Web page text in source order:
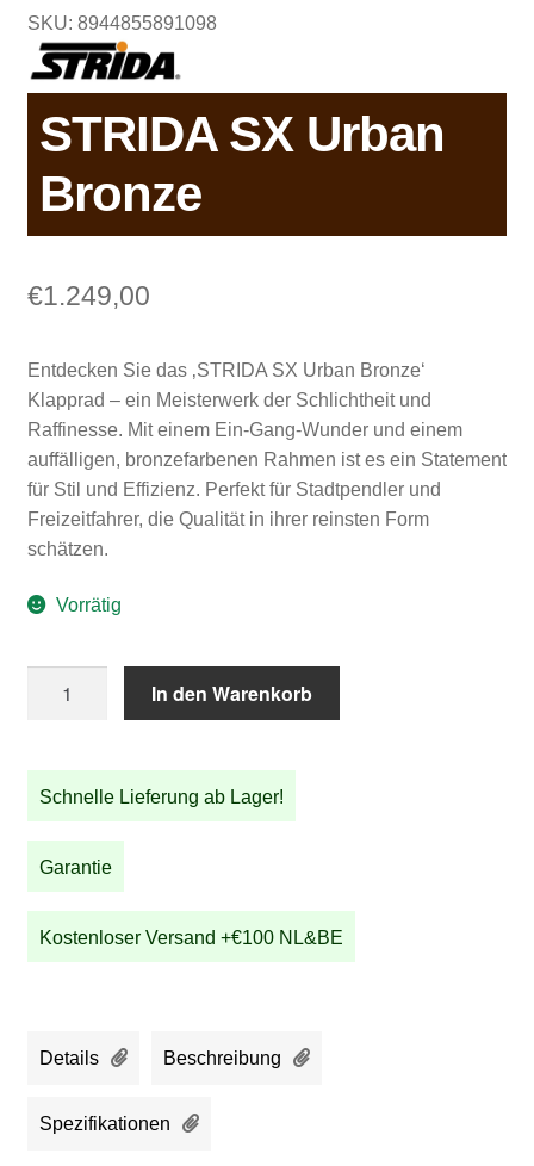
SKU: 8944855891098
STRIDA SX Urban
Bronze
€1.249,00
Entdecken Sie das ‚STRIDA SX Urban Bronze‘
Klapprad – ein Meisterwerk der Schlichtheit und
Raffinesse. Mit einem Ein-Gang-Wunder und einem
auffälligen, bronzefarbenen Rahmen ist es ein Statement
für Stil und Effizienz. Perfekt für Stadtpendler und
Freizeitfahrer, die Qualität in ihrer reinsten Form
schätzen.
Vorrätig
Bronze
Menge
In den Warenkorb
Schnelle Lieferung ab Lager!
Garantie
Kostenloser Versand +€100 NL&BE
Details Beschreibung
Spezifikationen